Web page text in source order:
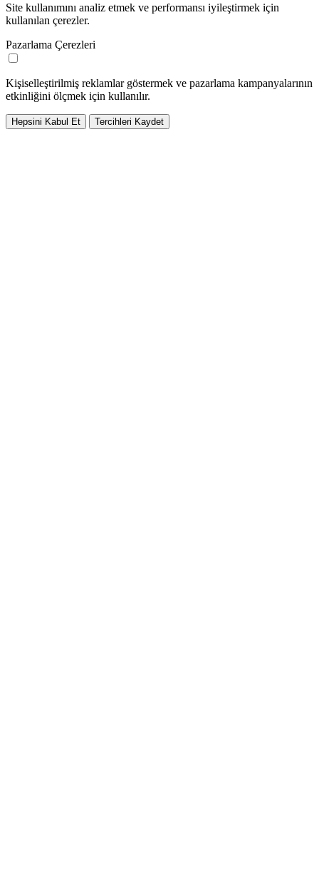
Site kullanımını analiz etmek ve performansı iyileştirmek için
kullanılan çerezler.
Pazarlama Çerezleri
Kişiselleştirilmiş reklamlar göstermek ve pazarlama kampanyalarının
etkinliğini ölçmek için kullanılır.
Hepsini Kabul Et Tercihleri Kaydet